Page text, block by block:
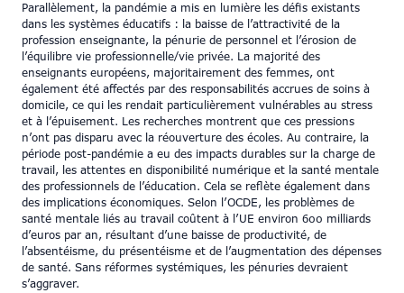
Parallèlement, la pandémie a mis en lumière les défis existants
dans les systèmes éducatifs : la baisse de l’attractivité de la
profession enseignante, la pénurie de personnel et l’érosion de
l’équilibre vie professionnelle/vie privée. La majorité des
enseignants européens, majoritairement des femmes, ont
également été affectés par des responsabilités accrues de soins à
domicile, ce qui les rendait particulièrement vulnérables au stress
et à l’épuisement. Les recherches montrent que ces pressions
n’ont pas disparu avec la réouverture des écoles. Au contraire, la
période post-pandémie a eu des impacts durables sur la charge de
travail, les attentes en disponibilité numérique et la santé mentale
des professionnels de l’éducation. Cela se reflète également dans
des implications économiques. Selon l’OCDE, les problèmes de
santé mentale liés au travail coûtent à l’UE environ 600 milliards
d’euros par an, résultant d’une baisse de productivité, de
l’absentéisme, du présentéisme et de l’augmentation des dépenses
de santé. Sans réformes systémiques, les pénuries devraient
s’aggraver.